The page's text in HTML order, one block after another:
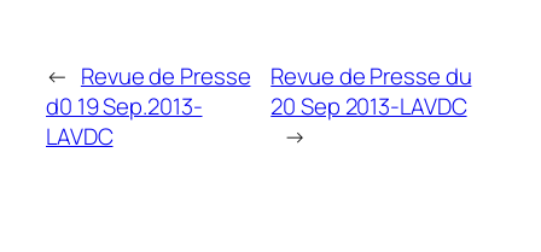
← Revue de Presse
d0 19 Sep.2013-
LAVDC
Revue de Presse du
20 Sep 2013-LAVDC
→